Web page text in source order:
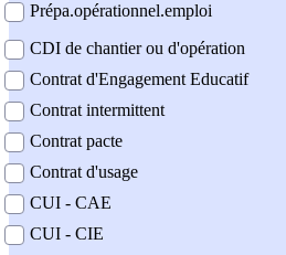
Prépa.opérationnel.emploi
CDI de chantier ou d'opération
Contrat d'Engagement Educatif
Contrat intermittent
Contrat pacte
Contrat d'usage
CUI - CAE
CUI - CIE